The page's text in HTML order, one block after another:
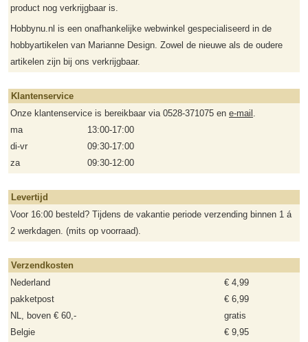
product nog verkrijgbaar is.
Hobbynu.nl is een onafhankelijke webwinkel gespecialiseerd in de
hobbyartikelen van Marianne Design. Zowel de nieuwe als de oudere
artikelen zijn bij ons verkrijgbaar.
Klantenservice
Onze klantenservice is bereikbaar via 0528-371075 en e-mail .
ma
13:00-17:00
di-vr
09:30-17:00
za
09:30-12:00
Levertijd
Voor 16:00 besteld? Tijdens de vakantie periode verzending binnen 1 á
2 werkdagen. (mits op voorraad).
Verzendkosten
Nederland
€ 4,99
pakketpost
€ 6,99
NL, boven € 60,-
gratis
Belgie
€ 9,95